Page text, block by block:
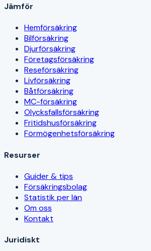
Jämför
Hemförsäkring
Bilförsäkring
Djurförsäkring
Företagsförsäkring
Reseförsäkring
Livförsäkring
Båtförsäkring
MC-försäkring
Olycksfallsförsäkring
Fritidshusförsäkring
Förmögenhetsförsäkring
Resurser
Guider & tips
Försäkringsbolag
Statistik per län
Om oss
Kontakt
Juridiskt